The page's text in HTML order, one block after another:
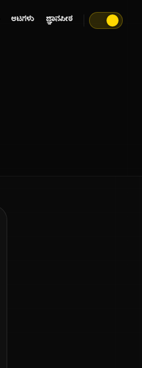
ಆಟಗಳು ಜ್ಞಾನಪೀಠ